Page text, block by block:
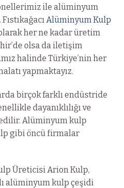
ile alüminyum
Alüminyum Kulp
her ne kadar üretim
olsa da iletişim
halinde Türkiye’nin her
yapmaktayız.
birçok farklı endüstride
dayanıklılığı ve
Alüminyum kulp
gibi öncü firmalar
Üreticisi Arion Kulp,
alüminyum kulp çeşidi